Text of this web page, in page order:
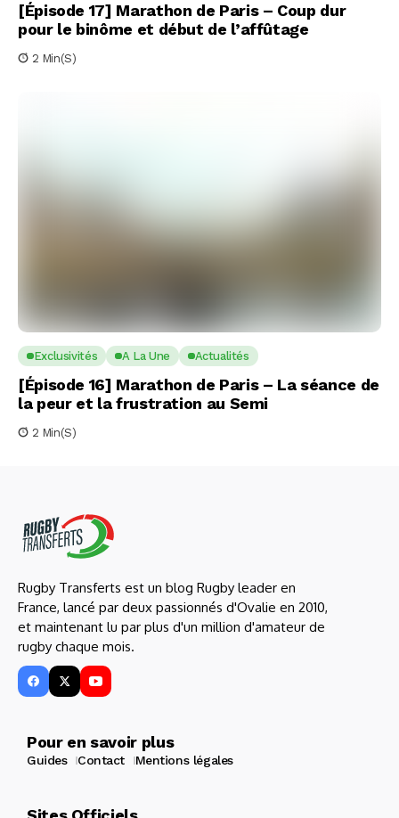
[Épisode 17] Marathon de Paris – Coup dur
pour le binôme et début de l’affûtage
2 Min(s)
Exclusivités A La Une Actualités
[Épisode 16] Marathon de Paris – La séance de
la peur et la frustration au Semi
2 Min(s)
Rugby Transferts est un blog Rugby leader en
France, lancé par deux passionnés d'Ovalie en 2010,
et maintenant lu par plus d'un million d'amateur de
rugby chaque mois.
Pour en savoir plus
Guides Contact Mentions légales